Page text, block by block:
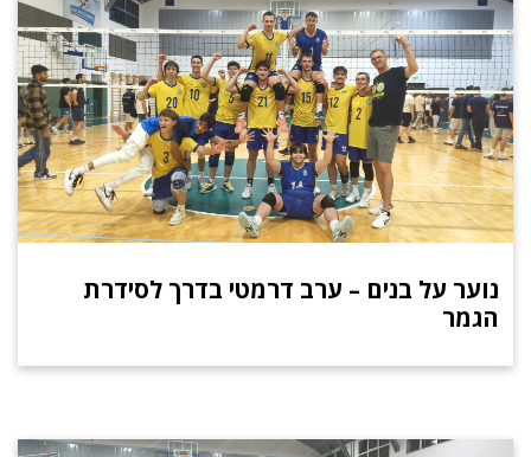
נוער על בנים – ערב דרמטי בדרך לסידרת
הגמר